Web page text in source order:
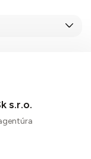
s.r.o.